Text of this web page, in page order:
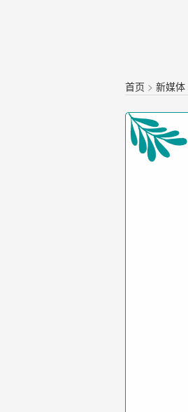
首页 >新媒体